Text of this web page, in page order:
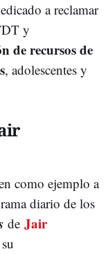
a reclamar
y
de recursos de
, adolescentes y
como ejemplo a
diario de los
de Jair